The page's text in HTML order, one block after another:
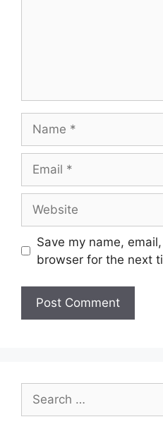
Save my name,
browser for the next
Search
for: